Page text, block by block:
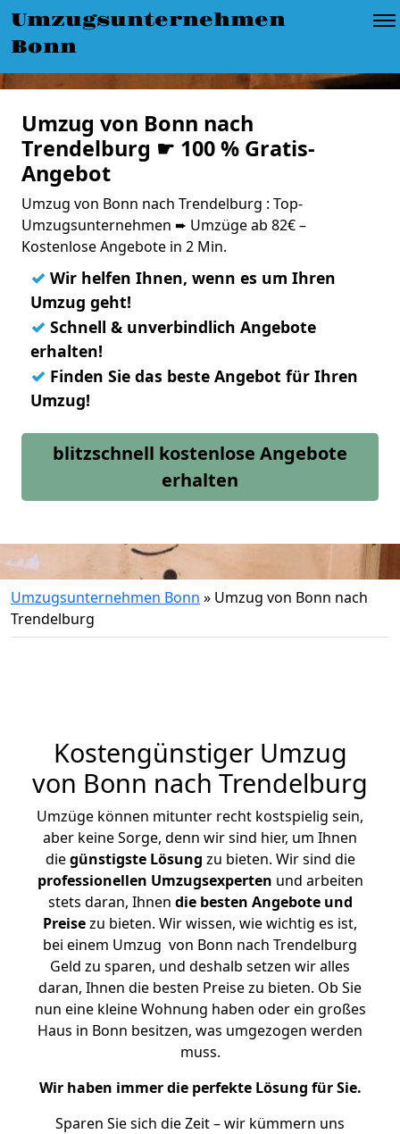
Umzugsunternehmen
Bonn
Umzug von Bonn nach
Trendelburg ☛ 100 % Gratis-
Angebot
Umzug von Bonn nach Trendelburg : Top-
Umzugsunternehmen ➨ Umzüge ab 82€ –
Kostenlose Angebote in 2 Min.
✓ Wir helfen Ihnen, wenn es um Ihren
Umzug geht!
✓ Schnell & unverbindlich Angebote
erhalten!
✓ Finden Sie das beste Angebot für Ihren
Umzug!
blitzschnell kostenlose Angebote
erhalten
Umzugsunternehmen Bonn » Umzug von Bonn nach
Trendelburg
Kostengünstiger Umzug
von Bonn nach Trendelburg
Umzüge können mitunter recht kostspielig sein,
aber keine Sorge, denn wir sind hier, um Ihnen
diegünstigste Lösung zu bieten. Wir sind die
professionellen Umzugsexperten und arbeiten
stets daran, Ihnen die besten Angebote und
Preisezu bieten. Wir wissen, wie wichtig es ist,
bei einem Umzug von Bonn nach Trendelburg
Geld zu sparen, und deshalb setzen wir alles
daran, Ihnen die besten Preise zu bieten. Ob Sie
nun eine kleine Wohnung haben oder ein großes
Haus in Bonn besitzen, was umgezogen werden
muss.
Wir haben immer die perfekte Lösung für Sie.
Sparen Sie sich die Zeit – wir kümmern uns